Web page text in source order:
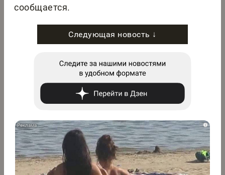
сообщается.
Следующая новость ↓
i